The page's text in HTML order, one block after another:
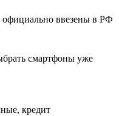
ввезены в РФ
смартфоны уже
кредит